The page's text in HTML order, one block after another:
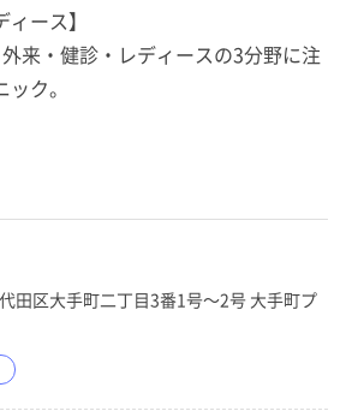
ース】
来・健診・レディースの3分野に注
ク。
田区大手町二丁目3番1号～2号 大手町プ